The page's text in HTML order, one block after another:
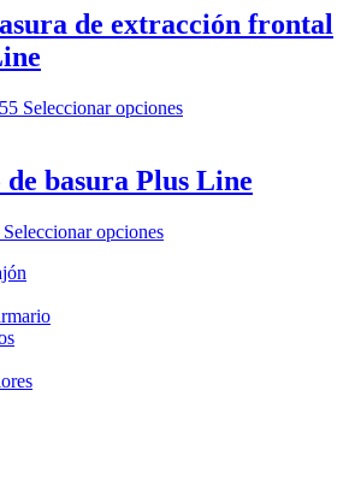
de extracción frontal
Seleccionar opciones
de basura Plus Line
Seleccionar opciones